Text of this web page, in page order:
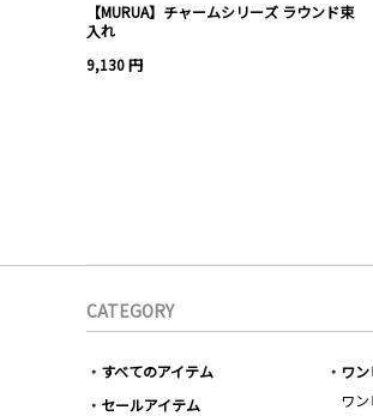
【MURUA】チャームシリーズ ラウンド束
入れ
9,130 円
CATEGORY
すべてのアイテム
セールアイテム
ワ
ワン